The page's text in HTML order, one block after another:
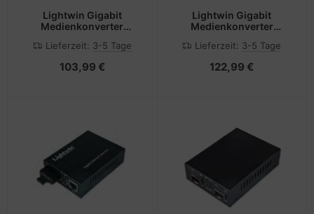
Lightwin Gigabit
Medienkonverter
SFP
Lieferzeit: 3-5 Tage
103,99 €
Lightwin Gigabit
Medienkonverter
Multimode, SC, 550m
Lieferzeit: 3-5 Tage
122,99 €